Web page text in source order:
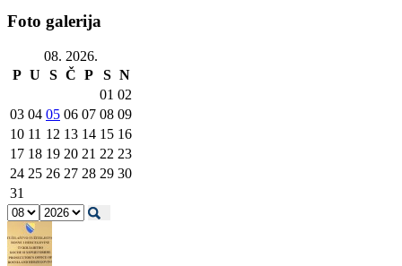
Foto galerija
08. 2026.
P U S Č P S N
01 02
03 04 05 06 07 08 09
10 11 12 13 14 15 16
17 18 19 20 21 22 23
24 25 26 27 28 29 30
31